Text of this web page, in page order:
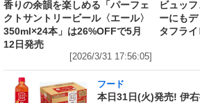
香りの余韻を楽しめる「パーフェ
クトサントリービール〈エール〉
350ml×24本」は26%OFFで5月
12日発売
[2026/3/31 17:56:05]
ビュッ
ーにも
タフラ
フード
本日31日(火)発売! 伊